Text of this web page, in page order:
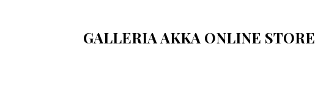
GALLERIA AKKA ONLINE STORE